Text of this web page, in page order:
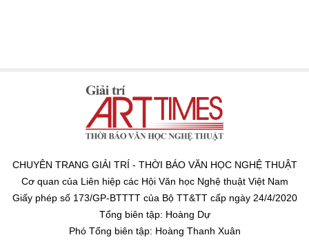
CHUYÊN TRANG GIẢI TRÍ - THỜI BÁO VĂN HỌC NGHỆ THUẬT
Cơ quan của Liên hiệp các Hội Văn học Nghệ thuật Việt Nam
Giấy phép số 173/GP-BTTTT của Bộ TT&TT cấp ngày 24/4/2020
Tổng biên tập: Hoàng Dự
Phó Tổng biên tập: Hoàng Thanh Xuân